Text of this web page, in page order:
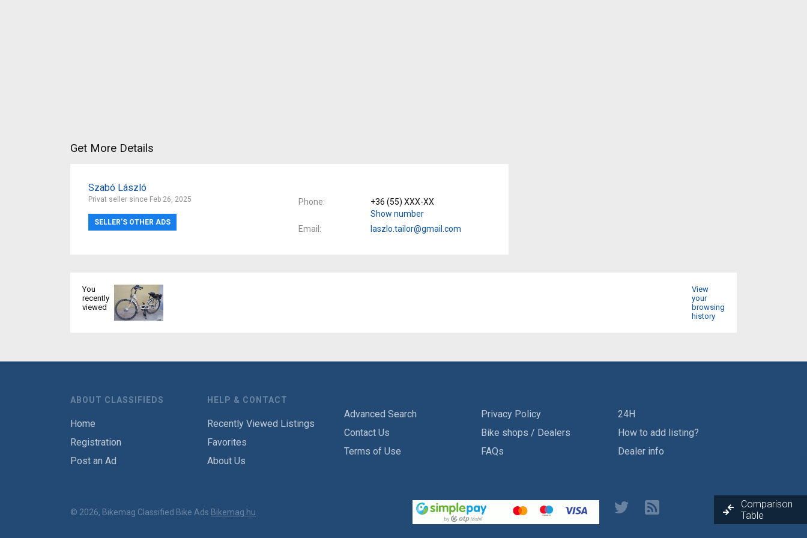
Get More Details
Szabó László
Privat seller since Feb 26, 2025
SELLER’S OTHER ADS
Phone
+36 (55) XXX-XX
Show number
Email
laszlo.tailor@gmail.com
You
recently
viewed
View
your
browsing
history
ABOUT CLASSIFIEDS
Home
Registration
Post an Ad
HELP & CONTACT
Recently Viewed Listings
Favorites
About Us
Advanced Search
Contact Us
Terms of Use
Privacy Policy
Bike shops / Dealers
FAQs
24H
How to add listing?
Dealer info
© 2026, Bikemag Classified Bike Ads Bikemag.hu
Comparison
Table